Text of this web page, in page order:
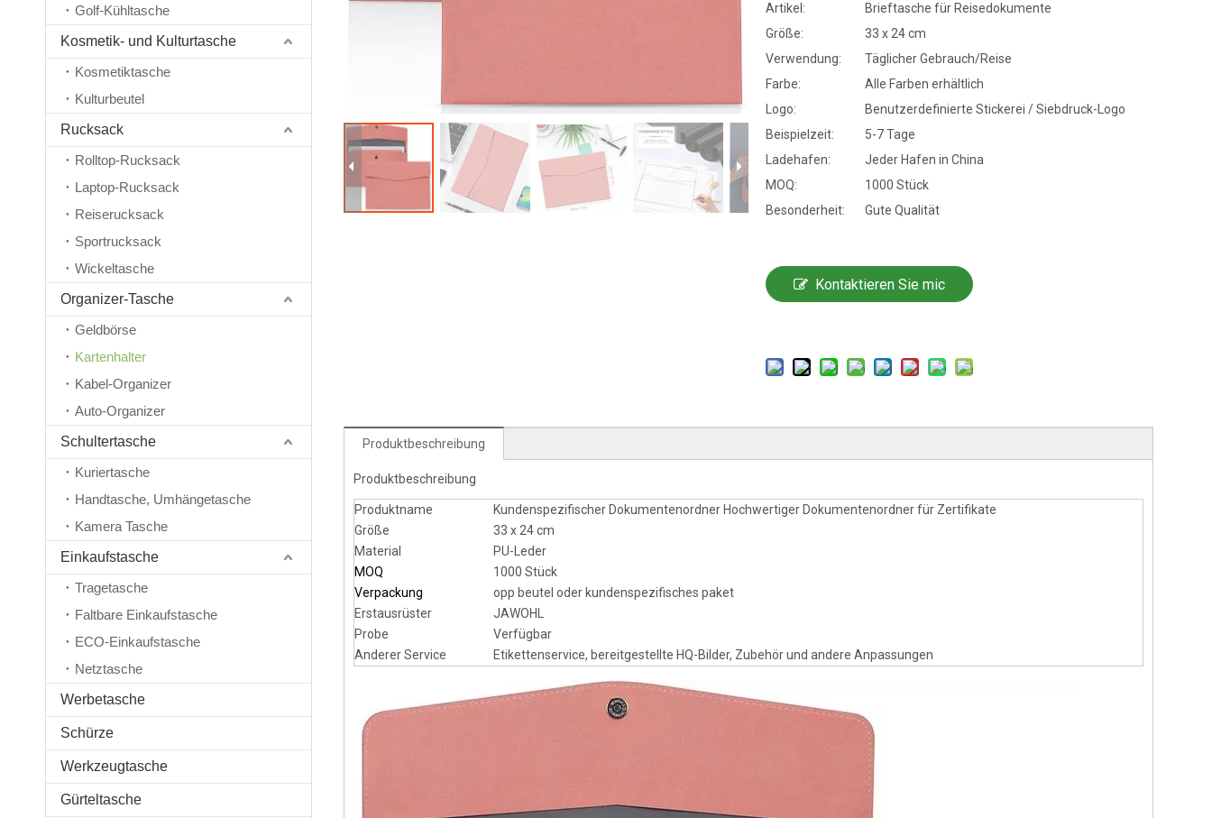
Golf-Kühltasche
Kosmetik- und Kulturtasche
Kosmetiktasche
Kulturbeutel
Rucksack
Rolltop-Rucksack
Laptop-Rucksack
Reiserucksack
Sportrucksack
Wickeltasche
Organizer-Tasche
Geldbörse
Kartenhalter
Kabel-Organizer
Auto-Organizer
Schultertasche
Kuriertasche
Handtasche, Umhängetasche
Kamera Tasche
Einkaufstasche
Tragetasche
Faltbare Einkaufstasche
ECO-Einkaufstasche
Netztasche
Werbetasche
Schürze
Werkzeugtasche
Gürteltasche
Artikel:
Brieftasche für Reisedokumente
Größe:
33 x 24 cm
Verwendung:
Täglicher Gebrauch/Reise
Farbe:
Alle Farben erhältlich
Logo:
Benutzerdefinierte Stickerei / Siebdruck-Logo
Beispielzeit:
5-7 Tage
Ladehafen:
Jeder Hafen in China
MOQ:
1000 Stück
Besonderheit:
Gute Qualität
Kontaktieren Sie mic
Produktbeschreibung
Produktbeschreibung
Produktname
Kundenspezifischer Dokumentenordner Hochwertiger Dokumentenordner für Zertifikate
Größe
33 x 24 cm
Material
PU-Leder
MOQ
1000 Stück
Verpackung
opp beutel oder kundenspezifisches paket
Erstausrüster
JAWOHL
Probe
Verfügbar
Anderer Service
Etikettenservice, bereitgestellte HQ-Bilder, Zubehör und andere Anpassungen